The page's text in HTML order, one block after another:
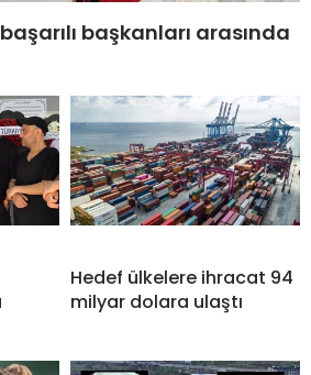
başkanları arasında
Hedef ülkelere ihracat 94
milyar dolara ulaştı